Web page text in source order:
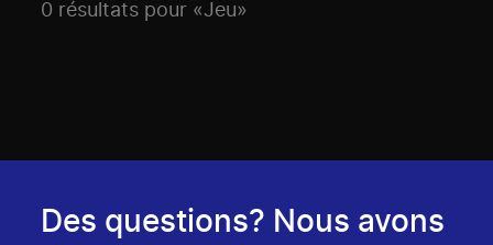
0 résultats pour «Jeu»
Des questions? Nous avons